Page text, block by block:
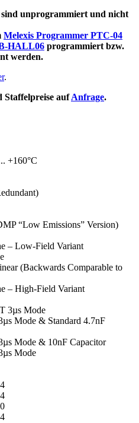
sind unprogrammiert und nicht
Melexis Programmer PTC-04
HALL06 programmiert bzw.
werden.
.
Staffelpreise aufAnfrage.
+160°C
“Low Emissions” Version)
– Low-Field Variant
(Backwards Comparable to
– High-Field Variant
3µs Mode
Mode & Standard 4.7nF
Mode & 10nF Capacitor
Mode